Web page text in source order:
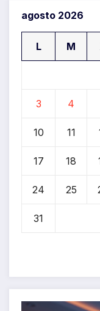
agosto 2026
L M
3 4
10 11
17 18
24 25
31